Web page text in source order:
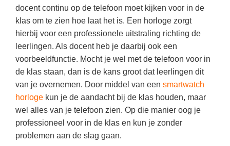
Topografie
Verkeer
Verzorging
THEMA'S
Budgetteren
De boerderij
Duurzaamheid
LESMATERIAAL
Beeldende Vorming
Biologie
Geld PO
Geld VO
Geschiedenis
Maatschappijleer
docent continu op de telefoon moet kijken voor in de
klas om te zien hoe laat het is. Een horloge zorgt
hierbij voor een professionele uitstraling richting de
leerlingen. Als docent heb je daarbij ook een
voorbeeldfunctie. Mocht je wel met de telefoon voor in
de klas staan, dan is de kans groot dat leerlingen dit
van je overnemen. Door middel van een smartwatch
horloge kun je de aandacht bij de klas houden, maar
wel alles van je telefoon zien. Op die manier oog je
professioneel voor in de klas en kun je zonder
problemen aan de slag gaan.